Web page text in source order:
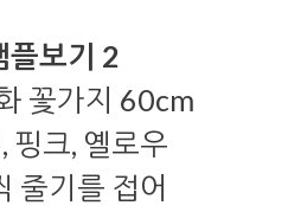
플보기 2
꽃가지 60cm
핑크, 옐로우
줄기를 접어